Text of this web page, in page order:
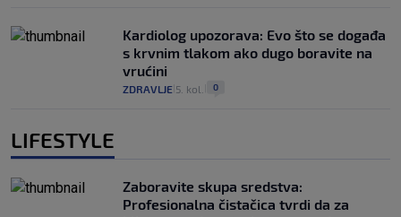
Kardiolog upozorava: Evo što se događa
s krvnim tlakom ako dugo boravite na
vrućini
ZDRAVLJE 5. kol. 0
LIFESTYLE
Zaboravite skupa sredstva:
Profesionalna čistačica tvrdi da za